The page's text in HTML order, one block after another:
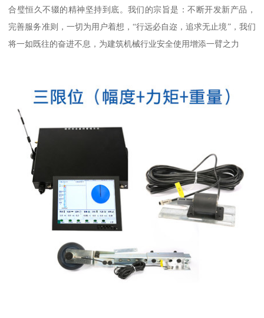
合璧恒久不辍的精神坚持到底。我们的宗旨是：不断开发新产品，
完善服务准则，一切为用户着想，“行远必自迩，追求无止境”，我们
将一如既往的奋进不息，为建筑机械行业安全使用增添一臂之力